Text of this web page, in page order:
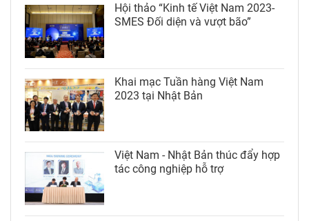
Hội thảo “Kinh tế Việt Nam 2023-
SMES Đối diện và vượt bão”
Khai mạc Tuần hàng Việt Nam
2023 tại Nhật Bản
Việt Nam - Nhật Bản thúc đẩy hợp
tác công nghiệp hỗ trợ